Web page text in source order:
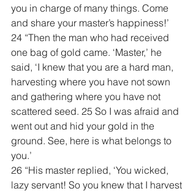
you in charge of many things. Come
and share your master’s happiness!’
24 “Then the man who had received
one bag of gold came. ‘Master,’ he
said, ‘I knew that you are a hard man,
harvesting where you have not sown
and gathering where you have not
scattered seed. 25 So I was afraid and
went out and hid your gold in the
ground. See, here is what belongs to
you.’
26 “His master replied, ‘You wicked,
lazy servant! So you knew that I harvest